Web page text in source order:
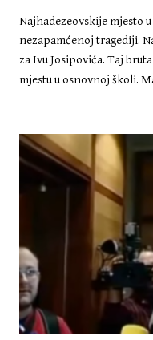
albuma. Grdović u
viđeni na granici s
CRNA
Josip Katalenić
pjesmama
Najhadezeovskije mjesto
nezapamćenoj tragediji.
za Ivu Josipovića. Taj
mjestu u osnovnoj školi.